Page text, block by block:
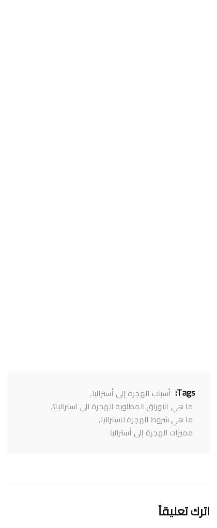
Tags: أسباب الهجرة إلى أستراليا,
ما هي الاوراق المطلوبة للهجرة الى استراليا؟,
ما هي شروط الهجرة لاستراليا,
مميزات الهجرة إلى أستراليا
اترك تعليقاً